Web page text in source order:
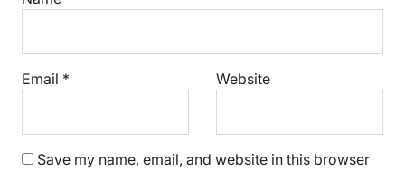
Email * Website
Save my name, email, and website in this browser